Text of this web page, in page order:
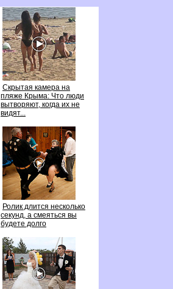
Скрытая камера на
пляже Крыма: Что люди
ытворяют, когда их не
идят...
Ролик длится несколько
секунд, а смеяться вы
удете долго